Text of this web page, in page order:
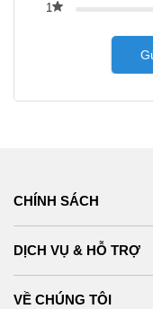
1
CHÍNH SÁCH
DỊCH VỤ & HỖ TRỢ
VỀ CHÚNG TÔI